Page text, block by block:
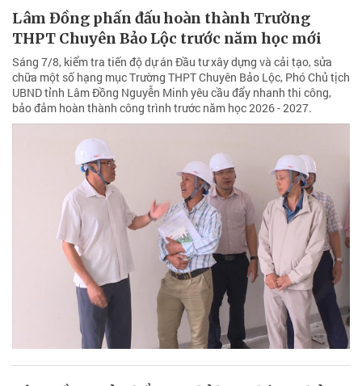
Lâm Đồng phấn đấu hoàn thành Trường
THPT Chuyên Bảo Lộc trước năm học mới
Sáng 7/8, kiểm tra tiến độ dự án Đầu tư xây dựng và cải tạo, sửa
chữa một số hạng mục Trường THPT Chuyên Bảo Lộc, Phó Chủ tịch
UBND tỉnh Lâm Đồng Nguyễn Minh yêu cầu đẩy nhanh thi công,
bảo đảm hoàn thành công trình trước năm học 2026 - 2027.